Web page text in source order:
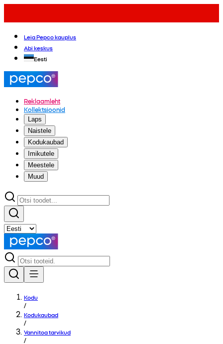
Leia Pepco kauplus
Abi keskus
Eesti
Reklaamleht
Kollektsioonid
Laps
Naistele
Kodukaubad
Imikutele
Meestele
Muud
Kodu
/
Kodukaubad
/
Vannitoa tarvikud
/